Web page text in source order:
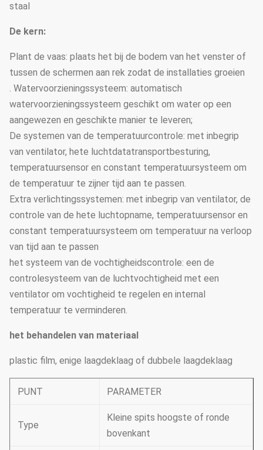
staal
De kern:
Plant de vaas: plaats het bij de bodem van het venster of
tussen de schermen aan rek zodat de installaties groeien
. Watervoorzieningssysteem: automatisch
watervoorzieningssysteem geschikt om water op een
aangewezen en geschikte manier te leveren;
De systemen van de temperatuurcontrole: met inbegrip
van ventilator, hete luchtdatatransportbesturing,
temperatuursensor en constant temperatuursysteem om
de temperatuur te zijner tijd aan te passen.
Extra verlichtingssystemen: met inbegrip van ventilator, de
controle van de hete luchtopname, temperatuursensor en
constant temperatuursysteem om temperatuur na verloop
van tijd aan te passen
het systeem van de vochtigheidscontrole: een de
controlesysteem van de luchtvochtigheid met een
ventilator om vochtigheid te regelen en internal
temperatuur te verminderen.
het behandelen van materiaal
plastic film, enige laagdeklaag of dubbele laagdeklaag
PUNT PARAMETER
Type
Kleine spits hoogste of ronde
bovenkant